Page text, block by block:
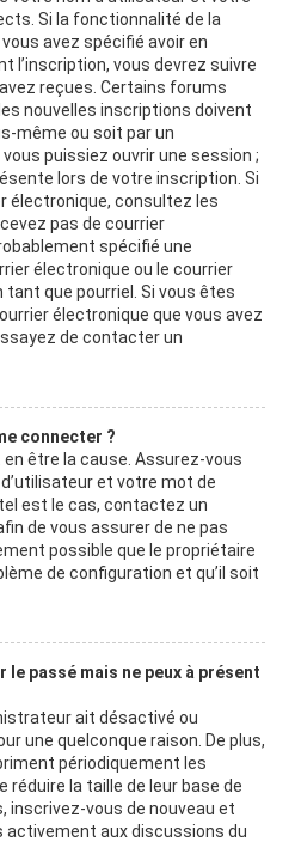
Si la fonctionnalité de la
avez spécifié avoir en
l’inscription, vous devrez suivre
reçues. Certains forums
nouvelles inscriptions doivent
même ou soit par un
puissiez ouvrir une session ;
lors de votre inscription. Si
électronique, consultez les
pas de courrier
spécifié une
électronique ou le courrier
que pourriel. Si vous êtes
électronique que vous avez
de contacter un
connecter ?
être la cause. Assurez-vous
et votre mot de
est le cas, contactez un
de vous assurer de ne pas
possible que le propriétaire
de configuration et qu’il soit
le passé mais ne peux à présent
ait désactivé ou
une quelconque raison. De plus,
périodiquement les
la taille de leur base de
inscrivez-vous de nouveau et
activement aux discussions du